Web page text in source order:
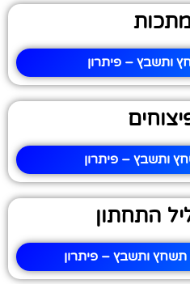
מתכות
ותשבץ – פיתרון
ותשבץ – פיתרון
התחתון
ותשבץ – פיתרון